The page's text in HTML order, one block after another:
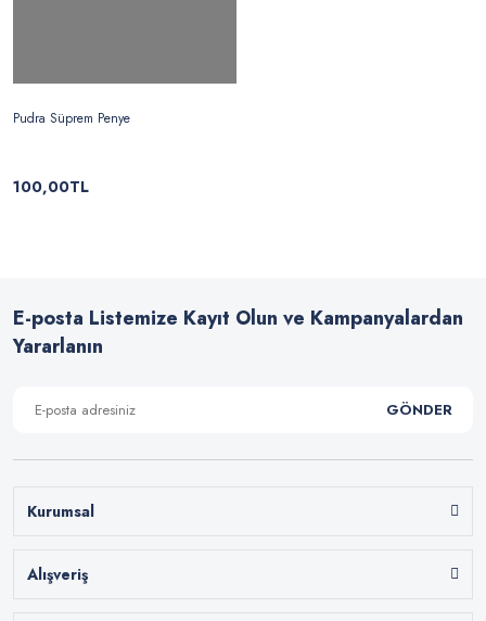
Pudra Süprem Penye
100,00TL
E-posta Listemize Kayıt Olun ve Kampanyalardan
Yararlanın
GÖNDER
Kurumsal
Alışveriş